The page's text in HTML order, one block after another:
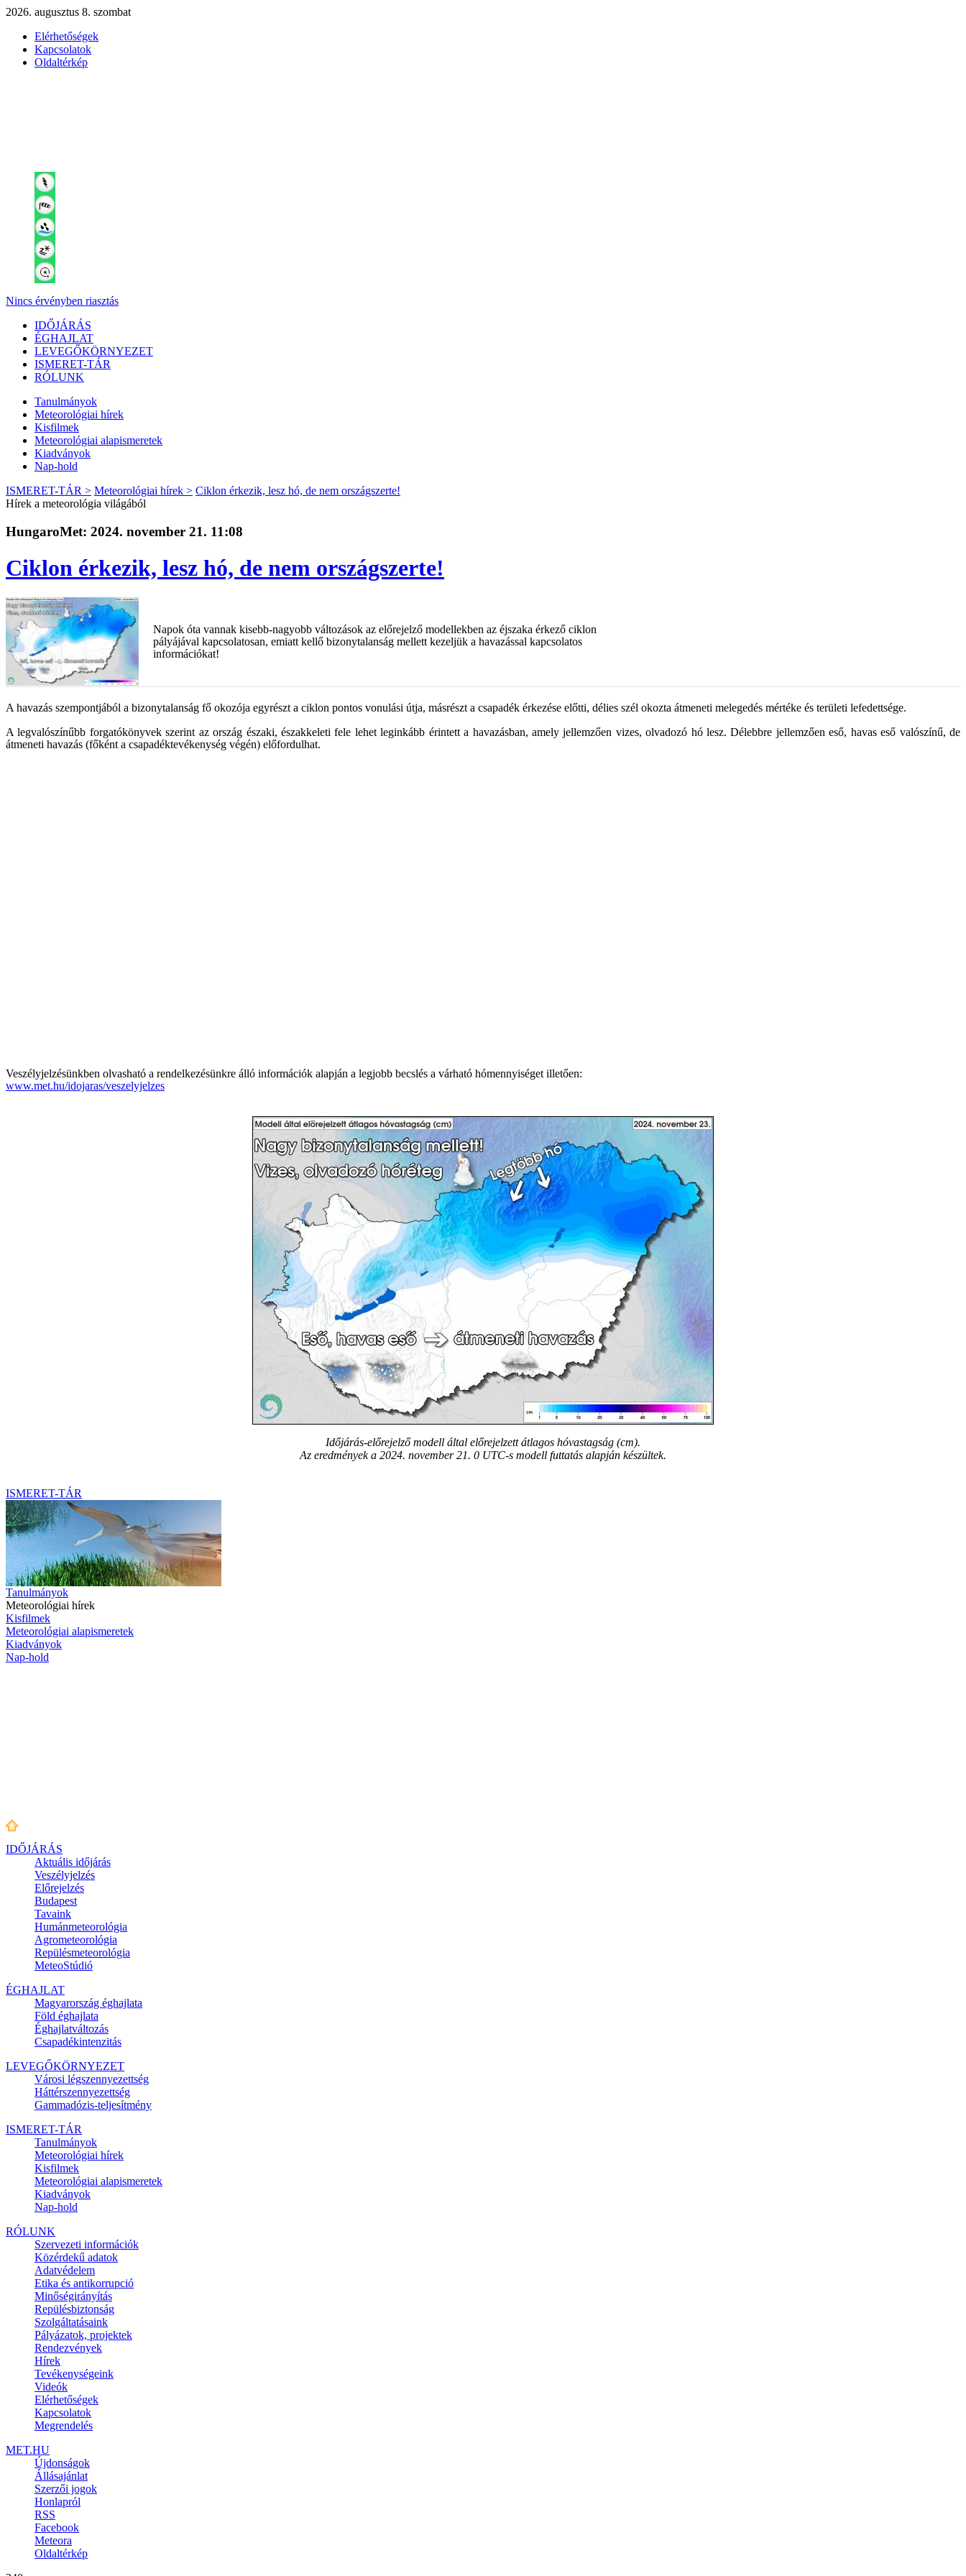
2026. augusztus 8. szombat
Elérhetőségek
Kapcsolatok
Oldaltérkép
Nincs érvényben riasztás
IDŐJÁRÁS
ÉGHAJLAT
LEVEGŐKÖRNYEZET
ISMERET-TÁR
RÓLUNK
Tanulmányok
Meteorológiai hírek
Kisfilmek
Meteorológiai alapismeretek
Kiadványok
Nap-hold
ISMERET-TÁR > Meteorológiai hírek > Ciklon érkezik, lesz hó, de nem országszerte!
Hírek a meteorológia világából
HungaroMet: 2024. november 21. 11:08
Ciklon érkezik, lesz hó, de nem országszerte!
Napok óta vannak kisebb-nagyobb változások az előrejelző modellekben az éjszaka érkező ciklon
pályájával kapcsolatosan, emiatt kellő bizonytalanság mellett kezeljük a havazással kapcsolatos
információkat!
A havazás szempontjából a bizonytalanság fő okozója egyrészt a ciklon pontos vonulási útja, másrészt a csapadék érkezése előtti, délies szél okozta átmeneti melegedés mértéke és területi lefedettsége.
A legvalószínűbb forgatókönyvek szerint az ország északi, északkeleti fele lehet leginkább érintett a havazásban, amely jellemzően vizes, olvadozó hó lesz. Délebbre jellemzően eső, havas eső valószínű, de
átmeneti havazás (főként a csapadéktevékenység végén) előfordulhat.
Veszélyjelzésünkben olvasható a rendelkezésünkre álló információk alapján a legjobb becslés a várható hómennyiséget illetően:
www.met.hu/idojaras/veszelyjelzes
Időjárás-előrejelző modell által előrejelzett átlagos hóvastagság (cm).
Az eredmények a 2024. november 21. 0 UTC-s modell futtatás alapján készültek.
ISMERET-TÁR
Tanulmányok
Meteorológiai hírek
Kisfilmek
Meteorológiai alapismeretek
Kiadványok
Nap-hold
IDŐJÁRÁS
Aktuális időjárás
Veszélyjelzés
Előrejelzés
Budapest
Tavaink
Humánmeteorológia
Agrometeorológia
Repülésmeteorológia
MeteoStúdió
ÉGHAJLAT
Magyarország éghajlata
Föld éghajlata
Éghajlatváltozás
Csapadékintenzitás
LEVEGŐKÖRNYEZET
Városi légszennyezettség
Háttérszennyezettség
Gammadózis-teljesítmény
ISMERET-TÁR
Tanulmányok
Meteorológiai hírek
Kisfilmek
Meteorológiai alapismeretek
Kiadványok
Nap-hold
RÓLUNK
Szervezeti információk
Közérdekű adatok
Adatvédelem
Etika és antikorrupció
Minőségirányítás
Repülésbiztonság
Szolgáltatásaink
Pályázatok, projektek
Rendezvények
Hírek
Tevékenységeink
Videók
Elérhetőségek
Kapcsolatok
Megrendelés
MET.HU
Újdonságok
Állásajánlat
Szerzői jogok
Honlapról
RSS
Facebook
Meteora
Oldaltérkép